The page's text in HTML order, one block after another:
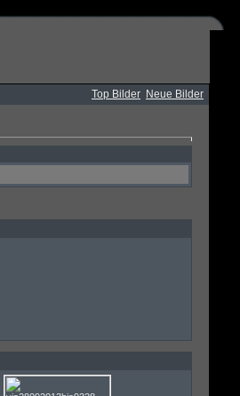
Top Bilder Neue Bilder